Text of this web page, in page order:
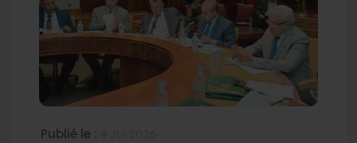
Publié le :